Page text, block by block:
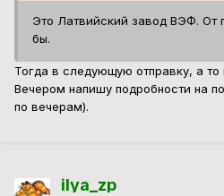
Это Латвийский завод ВЭФ. От
бы.
Тогда в следующую отправку, а
Вечером напишу подробности на
по вечерам).
ilya_zp